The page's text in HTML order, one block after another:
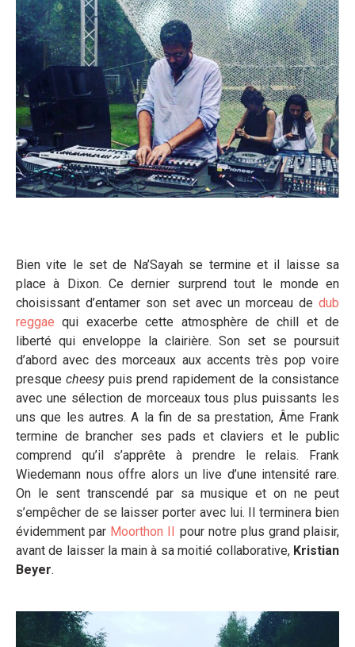
Bien vite le set de Na’Sayah se termine et il laisse sa
place à Dixon. Ce dernier surprend tout le monde en
choisissant d’entamer son set avec un morceau de dub
reggae qui exacerbe cette atmosphère de chill et de
liberté qui enveloppe la clairière. Son set se poursuit
d’abord avec des morceaux aux accents très pop voire
presquecheesypuis prend rapidement de la consistance
avec une sélection de morceaux tous plus puissants les
uns que les autres. A la fin de sa prestation, Âme Frank
termine de brancher ses pads et claviers et le public
comprend qu’il s’apprête à prendre le relais. Frank
Wiedemann nous offre alors un live d’une intensité rare.
On le sent transcendé par sa musique et on ne peut
s’empêcher de se laisser porter avec lui. Il terminera bien
évidemment par Moorthon II pour notre plus grand plaisir,
avant de laisser la main à sa moitié collaborative, Kristian
Beyer.